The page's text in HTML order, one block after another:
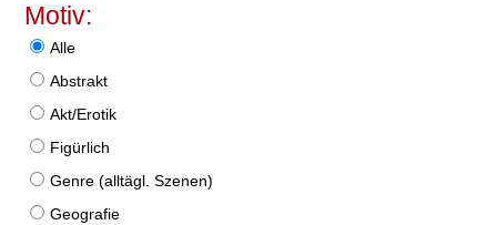
Motiv:
Alle
Abstrakt
Akt/Erotik
Figürlich
Genre (alltägl. Szenen)
Geografie